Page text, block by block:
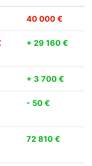
40 000 €
+ 29 160 €
+ 3 700 €
- 50 €
72 810 €